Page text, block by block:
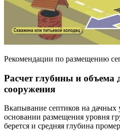
Рекомендации по размещению
Расчет глубины и объема
сооружения
Вкапывание септиков на дачных
основании размещения уровня
берется и средняя глубина